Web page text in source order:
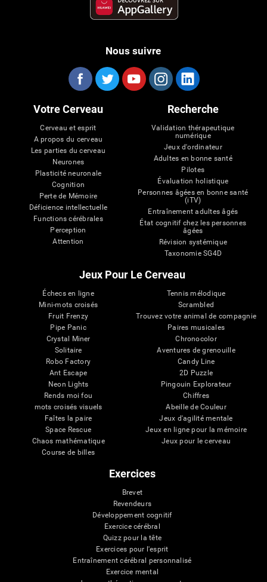
Nous suivre
Votre Cerveau
Cerveau et esprit
A propos du cerveau
Les parties du cerveau
Neurones
Plasticité neuronale
Cognition
Perte de Mémoire
Déficience intellectuelle
Functions cérébrales
Perception
Attention
Recherche
Validation thérapeutique
numérique
Jeux d'ordinateur
Adultes en bonne santé
Pilotes
Évaluation holistique
Personnes âgées en bonne santé
(iTV)
Entraînement adultes âgés
État cognitif chez les personnes
âgées
Révision systémique
Taxonomie SG4D
Jeux Pour Le Cerveau
Échecs en ligne
Mini-mots croisés
Fruit Frenzy
Pipe Panic
Crystal Miner
Solitaire
Robo Factory
Ant Escape
Neon Lights
Rends moi fou
mots croisés visuels
Faîtes la paire
Space Rescue
Chaos mathématique
Course de billes
Tennis mélodique
Scrambled
Trouvez votre animal de compagnie
Paires musicales
Chronocolor
Aventures de grenouille
Candy Line
2D Puzzle
Pingouin Explorateur
Chiffres
Abeille de Couleur
Jeux d'agilité mentale
Jeux en ligne pour la mémoire
Jeux pour le cerveau
Exercices
Brevet
Revendeurs
Développement cognitif
Exercice cérébral
Quizz pour la tête
Exercices pour l'esprit
Entraînement cérébral personnalisé
Exercice mental